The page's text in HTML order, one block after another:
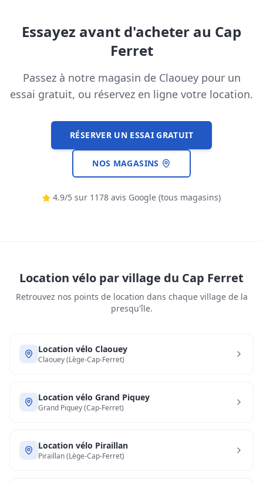
Essayez avant d'acheter au Cap
Ferret
Passez à notre magasin de Claouey pour un
essai gratuit, ou réservez en ligne votre location.
RÉSERVER UN ESSAI GRATUIT
NOS MAGASINS
4.9/5 sur 1178 avis Google (tous magasins)
Location vélo par village du Cap Ferret
Retrouvez nos points de location dans chaque village de la
presqu'île.
Location vélo Claouey
Claouey (Lège-Cap-Ferret)
Location vélo Grand Piquey
Grand Piquey (Cap-Ferret)
Location vélo Piraillan
Piraillan (Lège-Cap-Ferret)